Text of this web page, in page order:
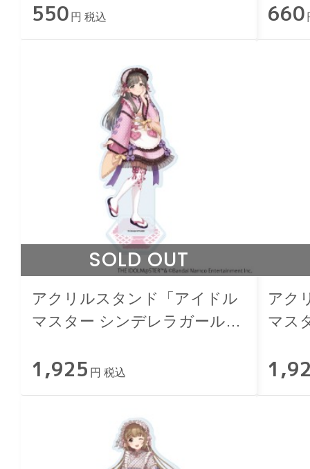
550 円 税込 660
SOLD OUT
アクリルスタンド「アイドル
マスター シンデレラガール
1,925 円 税込
アク
マス